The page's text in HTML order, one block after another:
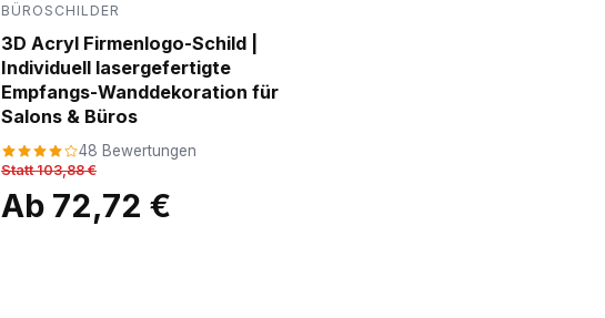
BÜROSCHILDER
3D Acryl Firmenlogo-Schild |
Individuell lasergefertigte
Empfangs-Wanddekoration für
Salons & Büros
48 Bewertungen
Statt 103,88 €
Ab 72,72 €